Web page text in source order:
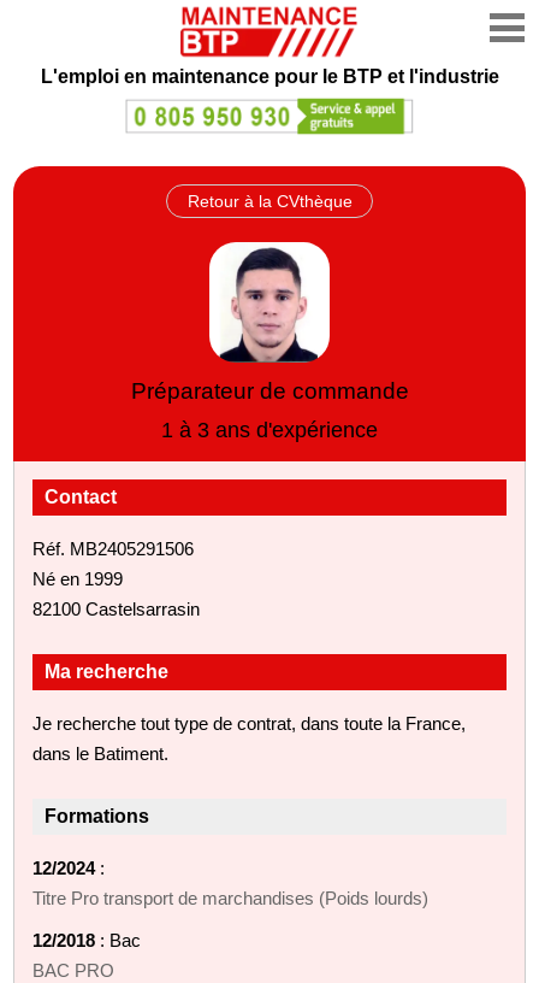
L'emploi en maintenance pour le BTP et l'industrie
Retour à la CVthèque
Préparateur de commande
1 à 3 ans d'expérience
Contact
Réf. MB2405291506
Né en 1999
82100 Castelsarrasin
Ma recherche
Je recherche tout type de contrat, dans toute la France,
dans le Batiment.
Formations
12/2024:
Titre Pro transport de marchandises (Poids lourds)
12/2018 : Bac
BAC PRO